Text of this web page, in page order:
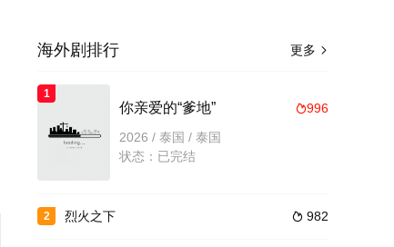
更多 
海外剧排行
1
996
你亲爱的“爹地”
2026 / 泰国 / 泰国
状态：已完结
2  982
烈火之下